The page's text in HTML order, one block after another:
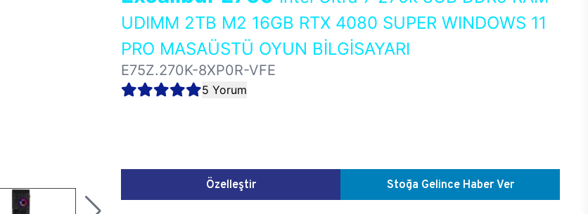
UDIMM 2TB M2 16GB RTX 4080 SUPER WINDOWS 11
PRO MASAÜSTÜ OYUN BİLGİSAYARI
E75Z.270K-8XP0R-VFE
5 Yorum
Özelleştir Stoğa Gelince Haber Ver